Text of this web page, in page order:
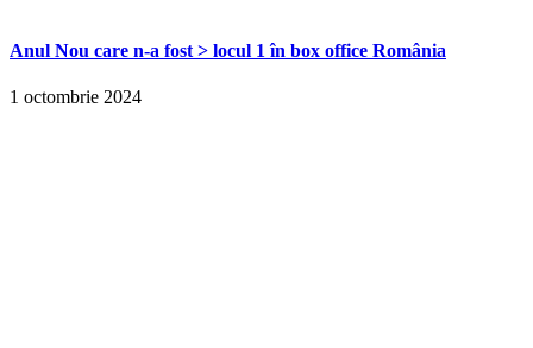
Anul Nou care n-a fost > locul 1 în box office România
1 octombrie 2024